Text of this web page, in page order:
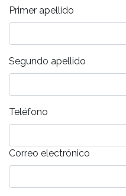
Primer apellido
Segundo apellido
Teléfono
Correo electrónico